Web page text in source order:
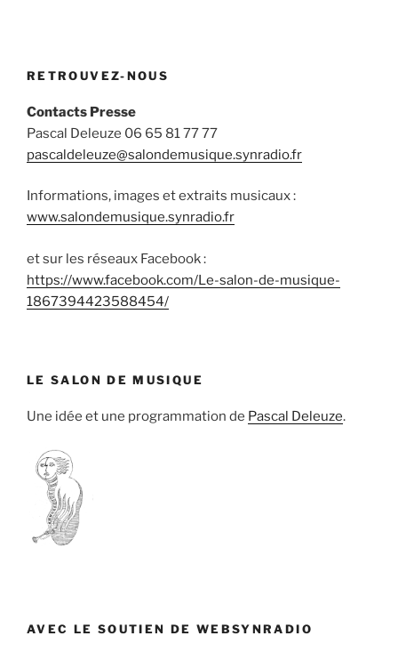
RETROUVEZ-NOUS
Contacts Presse
Pascal Deleuze 06 65 81 77 77
pascaldeleuze@salondemusique.synradio.fr
Informations, images et extraits musicaux :
www.salondemusique.synradio.fr
et sur les réseaux Facebook :
https://www.facebook.com/Le-salon-de-musique-
1867394423588454/
LE SALON DE MUSIQUE
Une idée et une programmation de Pascal Deleuze.
AVEC LE SOUTIEN DE WEBSYNRADIO